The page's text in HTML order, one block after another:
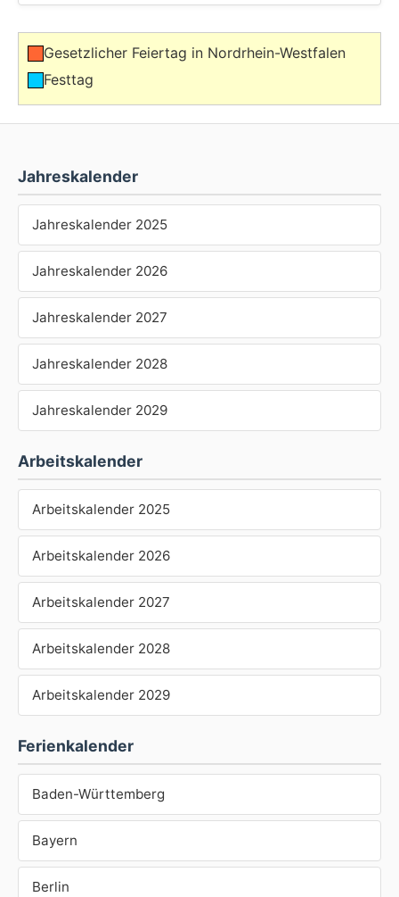
Jahreskalender
Jahreskalender 2025
Jahreskalender 2026
Jahreskalender 2027
Jahreskalender 2028
Jahreskalender 2029
Arbeitskalender
Arbeitskalender 2025
Arbeitskalender 2026
Arbeitskalender 2027
Arbeitskalender 2028
Arbeitskalender 2029
Ferienkalender
Baden-Württemberg
Bayern
Berlin
Gesetzlicher Feiertag in Nordrhein-Westfalen
Festtag